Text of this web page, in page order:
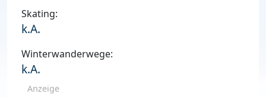
Skating:
k.A.
Winterwanderwege:
k.A.
Anzeige